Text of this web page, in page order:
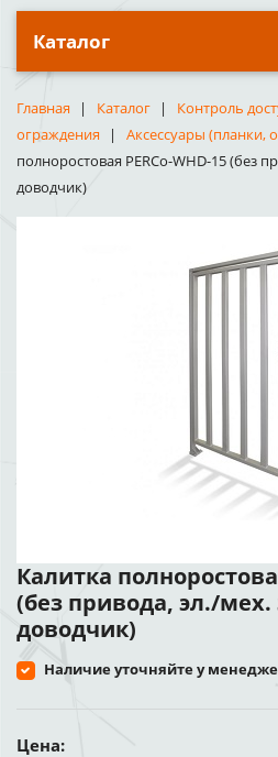
Каталог
Главная Каталог Контроль
ограждения
Аксессуары (планки,
полноростовая PERCo-WHD-15 (без
доводчик)
Калитка
(без привода, эл./мех.
доводчик)
Наличие уточняйте у
Цена: